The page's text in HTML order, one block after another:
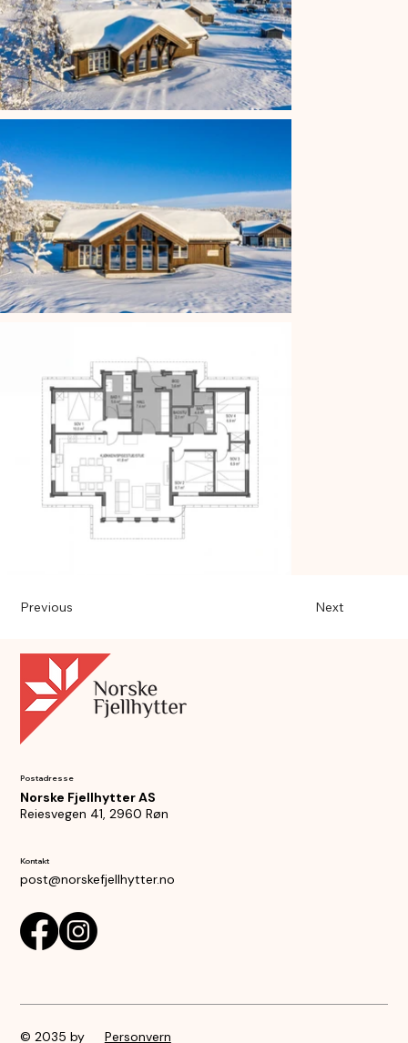
Previous Next
Postadresse
Norske Fjellhytter AS
Reiesvegen 41, 2960 Røn
post@norskefjellhytter.no
Kontakt
© 2035 by Personvern